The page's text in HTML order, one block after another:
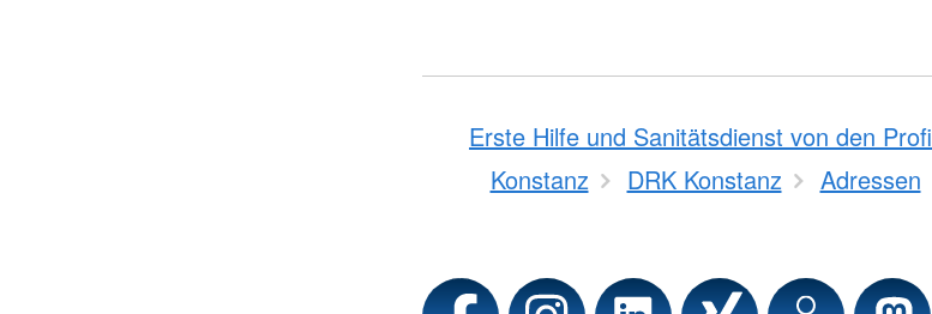
Erste Hilfe und Sanitätsdienst von den
Konstanz
DRK Konstanz Adressen